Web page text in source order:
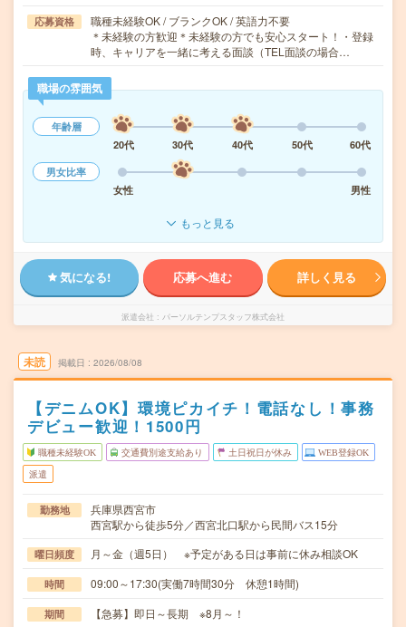
応募資格
職種未経験OK / ブランクOK / 英語力不要
＊未経験の方歓迎＊未経験の方でも安心スタート！・登録
時、キャリアを一緒に考える面談（TEL面談の場合…
職場の雰囲気
年齢層
20代
30代 40代 50代
60代
男女比率
女性
男性
もっと見る
気になる! 応募へ進む 詳しく見る
派遣会社 パーソルテンプスタッフ株式会社
未読 掲載日 2026/08/08
【デニムOK】環境ピカイチ！電話なし！事務
デビュー歓迎！1500円
職種未経験OK 交通費別途支給あり 土日祝日が休み WEB登録OK
派遣
勤務地
兵庫県西宮市
西宮駅から徒歩5分／西宮北口駅から民間バス15分
曜日頻度 月～金（週5日） ※予定がある日は事前に休み相談OK
時間 09:00～17:30(実働7時間30分 休憩1時間)
期間 【急募】即日～長期 ※8月～！